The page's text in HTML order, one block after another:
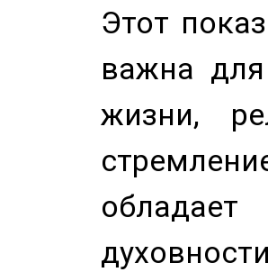
Этот
важна
жизни,